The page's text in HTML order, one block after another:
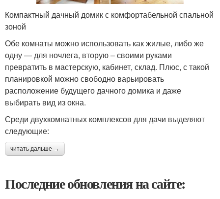
Компактный дачный домик с комфортабельной спальной
зоной
Обе комнаты можно использовать как жилые, либо же
одну — для ночлега, вторую – своими руками
превратить в мастерскую, кабинет, склад. Плюс, с такой
планировкой можно свободно варьировать
расположение будущего дачного домика и даже
выбирать вид из окна.
Среди двухкомнатных комплексов для дачи выделяют
следующие:
читать дальше →
Последние обновления на сайте: